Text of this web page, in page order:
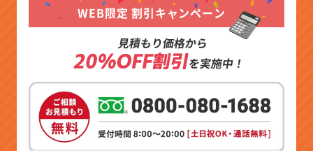
WEB限定 割引キャンペーン
見積もり価格から
20%OFF割引を実施中！